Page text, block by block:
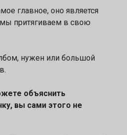
главное, оно является
притягиваем в свою
нужен или большой
объяснить
вы сами этого не